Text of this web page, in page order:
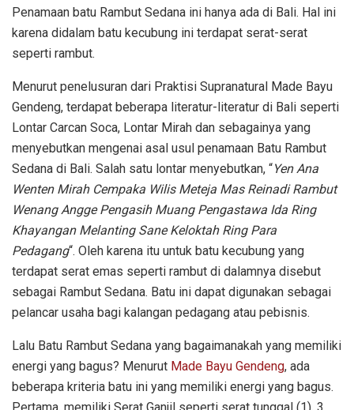
Penamaan batu Rambut Sedana ini hanya ada di Bali. Hal ini
karena didalam batu kecubung ini terdapat serat-serat
seperti rambut.
Menurut penelusuran dari Praktisi Supranatural Made Bayu
Gendeng, terdapat beberapa literatur-literatur di Bali seperti
Lontar Carcan Soca, Lontar Mirah dan sebagainya yang
menyebutkan mengenai asal usul penamaan Batu Rambut
Sedana di Bali. Salah satu lontar menyebutkan, “Yen Ana
Wenten Mirah Cempaka Wilis Meteja Mas Reinadi Rambut
Wenang Angge Pengasih Muang Pengastawa Ida Ring
Khayangan Melanting Sane Keloktah Ring Para
Pedagang“. Oleh karena itu untuk batu kecubung yang
terdapat serat emas seperti rambut di dalamnya disebut
sebagai Rambut Sedana. Batu ini dapat digunakan sebagai
pelancar usaha bagi kalangan pedagang atau pebisnis.
Lalu Batu Rambut Sedana yang bagaimanakah yang memiliki
energi yang bagus? Menurut Made Bayu Gendeng, ada
beberapa kriteria batu ini yang memiliki energi yang bagus.